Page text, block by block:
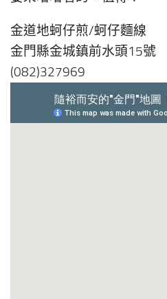
金道地蚵仔煎/蚵仔麵線
金門縣金城鎮前水頭15號
(082)327969